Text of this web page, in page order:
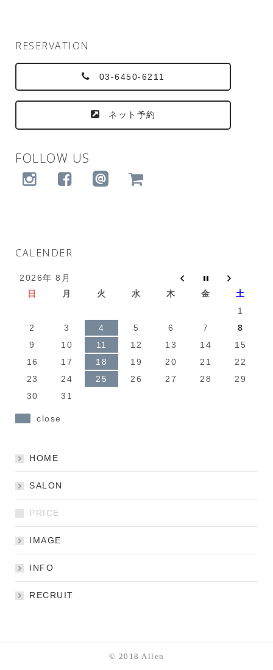
RESERVATION
03-6450-6211
ネット予約
FOLLOW US
CALENDER
2026年 8月
日
月 火 水 木 金
土
1
2
3 4 5 6 7
8
9
10 11 12 13 14
15
16
17 18 19 20 21
22
23
24 25 26 27 28
29
30
31
close
HOME
SALON
PRICE
IMAGE
INFO
RECRUIT
© 2018 Allen